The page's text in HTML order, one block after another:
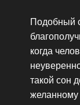
Подобный
когда
такой сон
желанному